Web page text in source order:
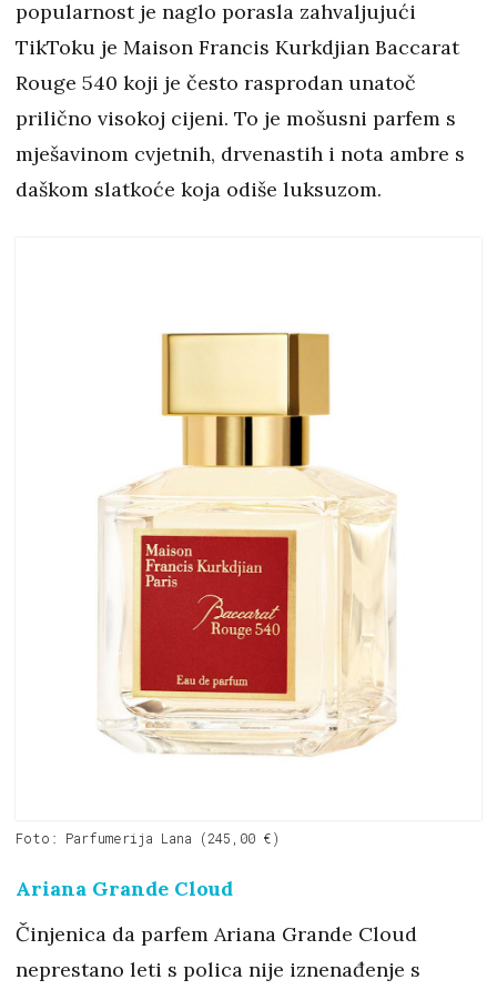
popularnost je naglo porasla zahvaljujući
TikToku je Maison Francis Kurkdjian Baccarat
Rouge 540 koji je često rasprodan unatoč
prilično visokoj cijeni. To je mošusni parfem s
mješavinom cvjetnih, drvenastih i nota ambre s
daškom slatkoće koja odiše luksuzom.
Foto: Parfumerija Lana (245,00 €)
Ariana Grande Cloud
Činjenica da parfem Ariana Grande Cloud
neprestano leti s polica nije iznenađenje s